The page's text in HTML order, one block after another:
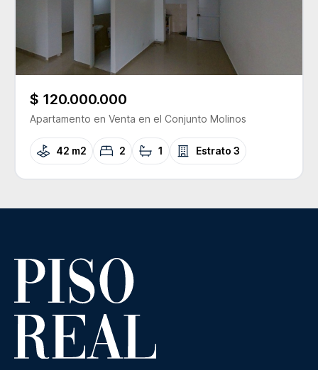
$ 120.000.000
Apartamento en Venta en el Conjunto Molinos
42 m2 2 1 Estrato 3